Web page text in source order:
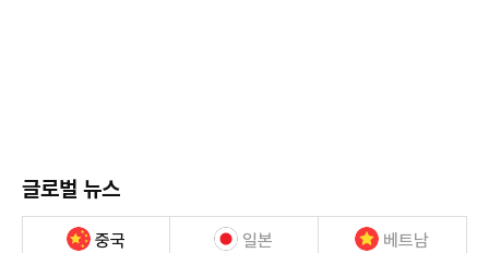
글로벌 뉴스
중국 일본 베트남